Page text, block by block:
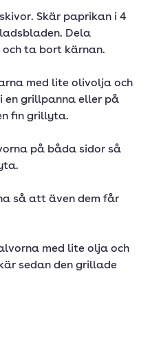
Skär paprikan i 4
Dela
ta bort kärnan.
med lite olivolja och
en grillpanna eller på
fin grillyta.
på båda sidor så
så att även dem får
med lite olja och
sedan den grillade